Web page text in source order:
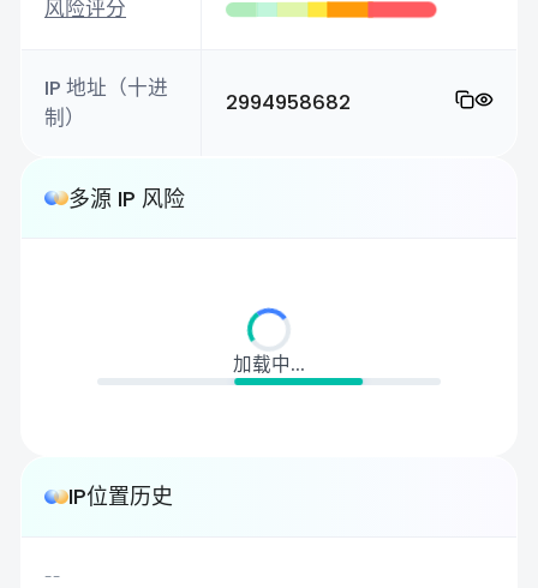
风险评分
IP 地址（十进
制）
2994958682
多源 IP 风险
加载中...
IP位置历史
--